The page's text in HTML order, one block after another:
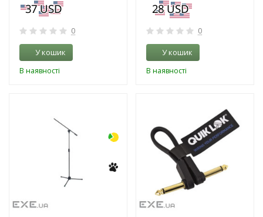
0
У кошик
В наявності
0
У кошик
В наявності